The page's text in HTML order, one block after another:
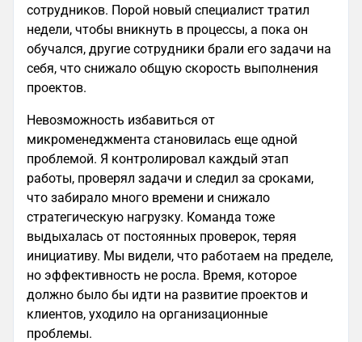
сотрудников. Порой новый специалист тратил
недели, чтобы вникнуть в процессы, а пока он
обучался, другие сотрудники брали его задачи на
себя, что снижало общую скорость выполнения
проектов.
Невозможность избавиться от
микроменеджмента становилась еще одной
проблемой. Я контролировал каждый этап
работы, проверял задачи и следил за сроками,
что забирало много времени и снижало
стратегическую нагрузку. Команда тоже
выдыхалась от постоянных проверок, теряя
инициативу. Мы видели, что работаем на пределе,
но эффективность не росла. Время, которое
должно было бы идти на развитие проектов и
клиентов, уходило на организационные
проблемы.